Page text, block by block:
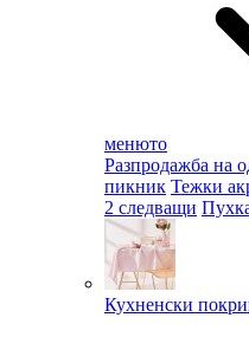
менюто
Разпродажба на
пикник Тежки
2 следващи
Кухненски